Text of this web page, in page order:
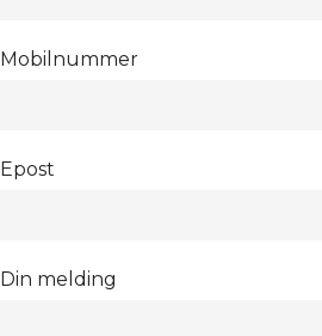
Mobilnummer
Epost
Din melding